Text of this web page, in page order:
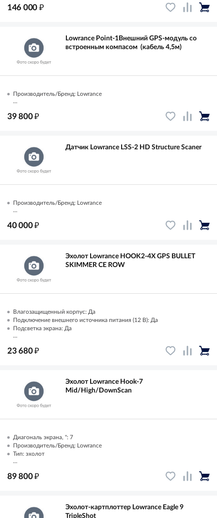
146 000 ₽
Lowrance Point-1Внешний GPS-модуль со
встроенным компасом (кабель 4,5м)
Производитель/Бренд: Lowrance
...
39 800₽
Датчик Lowrance LSS-2 HD Structure Scaner
Производитель/Бренд: Lowrance
...
40 000₽
Эхолот Lowrance HOOK2-4X GPS BULLET
SKIMMER CE ROW
Влагозащищенный корпус: Да
Подключение внешнего источника питания (12 В): Да
Подсветка экрана: Да
...
23 680₽
Эхолот Lowrance Hook-7
Mid/High/DownScan
Диагональ экрана, ": 7
Производитель/Бренд: Lowrance
Тип: эхолот
...
89 800₽
Эхолот-картплоттер Lowrance Eagle 9
TripleShot